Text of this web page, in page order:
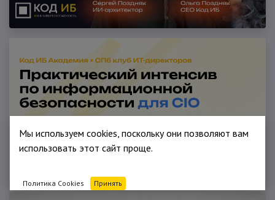
Мы используем cookies, поскольку они позволяют вам
использовать этот сайт проще.
Политика Cookies Принять